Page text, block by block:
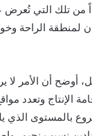
من تلك التي
لمنطقة الراحة
أن الأمر لا
الإنتاج وتعدد
بالمستوى الذي